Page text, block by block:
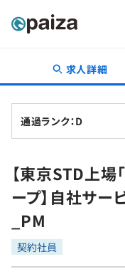
転職・キャリア
転職成功ガイド
転職エージェント
インタビュー
転職成功ガイド
新卒就活
求人検索
本選考
インターン
学習
問題集
プログラミング言語
ゲーム・マンガ
求人詳細
通過ランク：D
【東京STD上場
ープ】自社サ
_PM
契約社員